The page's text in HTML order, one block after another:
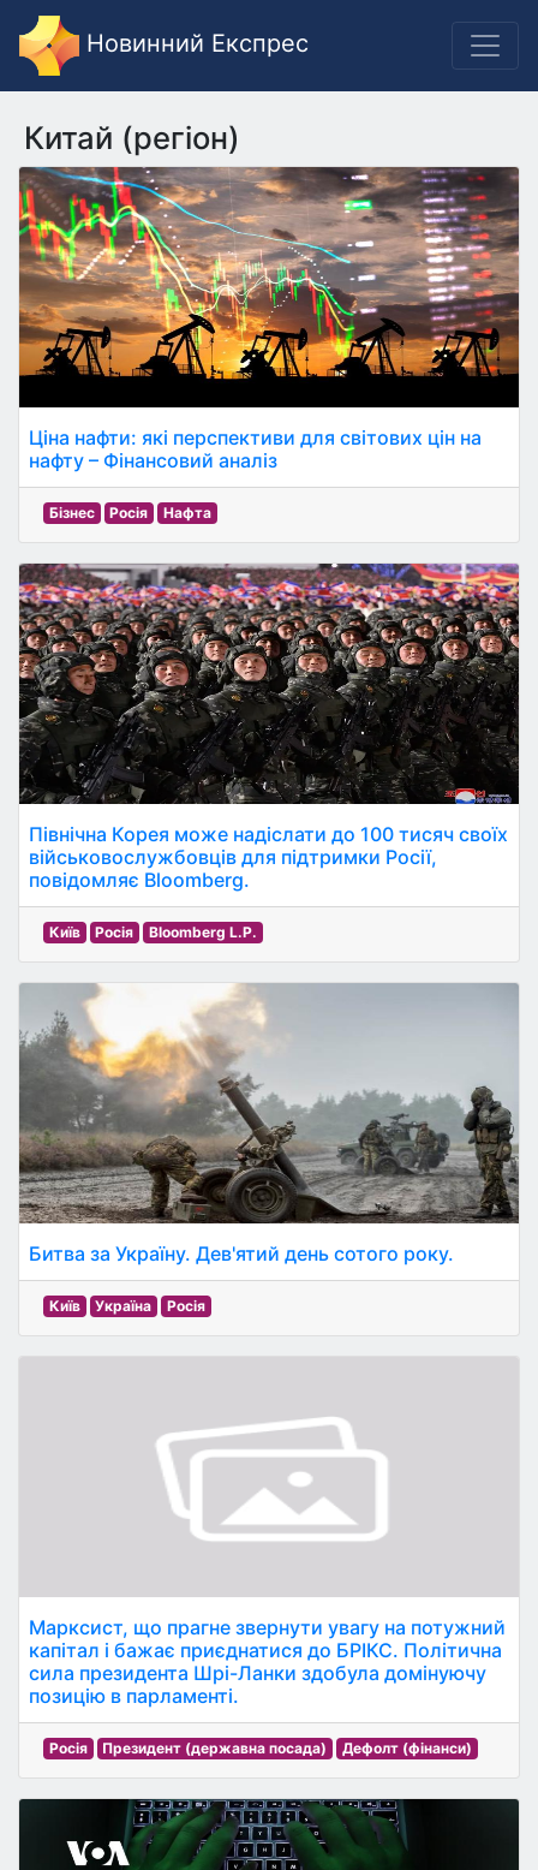
Новинний Експрес
Китай (регіон)
Ціна нафти: які перспективи для світових цін на
нафту – Фінансовий аналіз
Бізнес Росія Нафта
Північна Корея може надіслати до 100 тисяч своїх
військовослужбовців для підтримки Росії,
повідомляє Bloomberg.
Київ Росія Bloomberg L.P.
Битва за Україну. Дев'ятий день сотого року.
Київ Україна Росія
Марксист, що прагне звернути увагу на потужний
капітал і бажає приєднатися до БРІКС. Політична
сила президента Шрі-Ланки здобула домінуючу
позицію в парламенті.
Росія Президент (державна посада) Дефолт (фінанси)